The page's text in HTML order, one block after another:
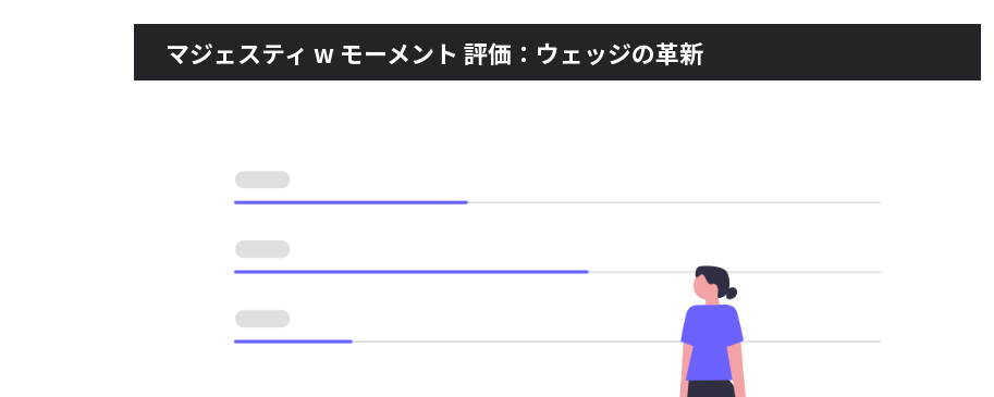
マジェスティ w モーメント 評価：ウェッジの革新